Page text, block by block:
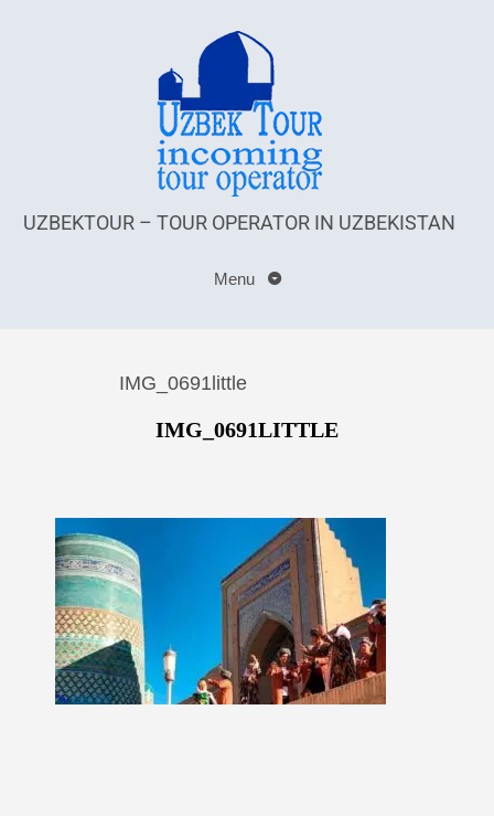
UZBEKTOUR – TOUR OPERATOR IN UZBEKISTAN
Menu
IMG_0691little
IMG_0691LITTLE